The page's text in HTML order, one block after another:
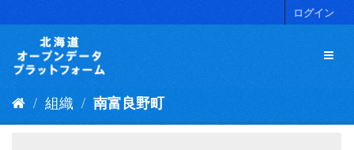
キ
ログイン
組織 南富良野町